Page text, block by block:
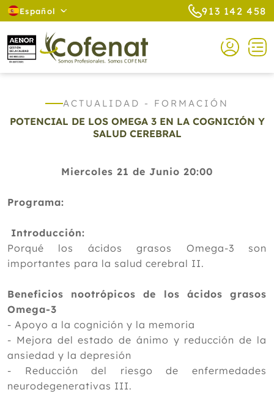
Español 913 142 458
ACTUALIDAD - FORMACIÓN
POTENCIAL DE LOS OMEGA 3 EN LA COGNICIÓN Y
SALUD CEREBRAL
Miercoles 21 de Junio 20:00
Programa:
Introducción:
Porqué los ácidos grasos Omega-3 son
importantes para la salud cerebral II.
Beneficios nootrópicos de los ácidos grasos
Omega-3
- Apoyo a la cognición y la memoria
- Mejora del estado de ánimo y reducción de la
ansiedad y la depresión
- Reducción del riesgo de enfermedades
neurodegenerativas III.